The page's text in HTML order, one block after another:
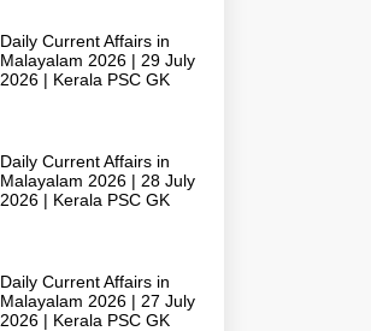
Daily Current Affairs in
Malayalam 2026 | 29 July
2026 | Kerala PSC GK
Daily Current Affairs in
Malayalam 2026 | 28 July
2026 | Kerala PSC GK
Daily Current Affairs in
Malayalam 2026 | 27 July
2026 | Kerala PSC GK